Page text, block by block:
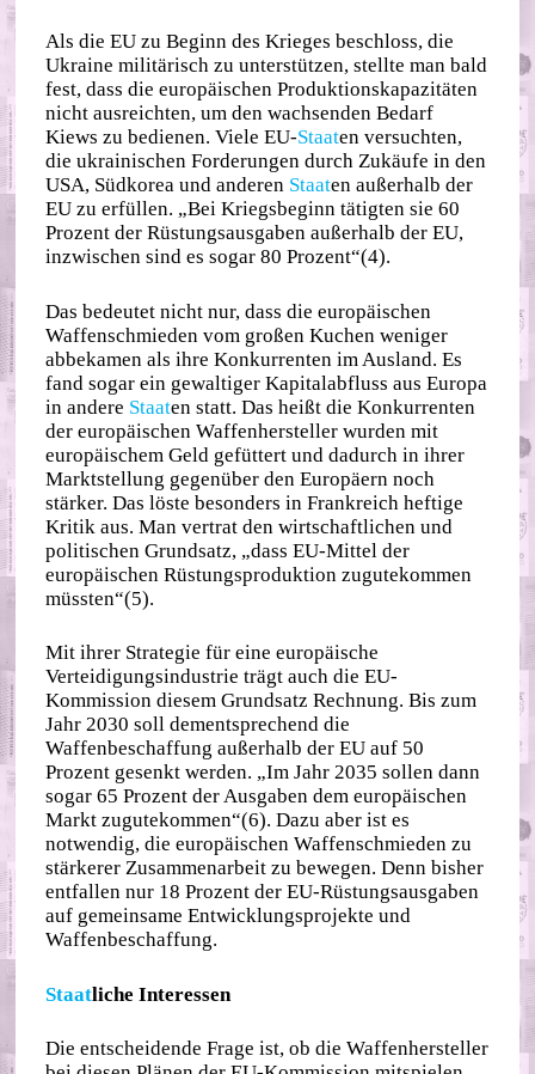
Als die EU zu Beginn des Krieges beschloss, die
Ukraine militärisch zu unterstützen, stellte man bald
fest, dass die europäischen Produktionskapazitäten
nicht ausreichten, um den wachsenden Bedarf
Kiews zu bedienen. Viele EU-Staaten versuchten,
die ukrainischen Forderungen durch Zukäufe in den
USA, Südkorea und anderen Staaten außerhalb der
EU zu erfüllen. „Bei Kriegsbeginn tätigten sie 60
Prozent der Rüstungsausgaben außerhalb der EU,
inzwischen sind es sogar 80 Prozent“(4).
Das bedeutet nicht nur, dass die europäischen
Waffenschmieden vom großen Kuchen weniger
abbekamen als ihre Konkurrenten im Ausland. Es
fand sogar ein gewaltiger Kapitalabfluss aus Europa
in andere Staaten statt. Das heißt die Konkurrenten
der europäischen Waffenhersteller wurden mit
europäischem Geld gefüttert und dadurch in ihrer
Marktstellung gegenüber den Europäern noch
stärker. Das löste besonders in Frankreich heftige
Kritik aus. Man vertrat den wirtschaftlichen und
politischen Grundsatz, „dass EU-Mittel der
europäischen Rüstungsproduktion zugutekommen
müssten“(5).
Mit ihrer Strategie für eine europäische
Verteidigungsindustrie trägt auch die EU-
Kommission diesem Grundsatz Rechnung. Bis zum
Jahr 2030 soll dementsprechend die
Waffenbeschaffung außerhalb der EU auf 50
Prozent gesenkt werden. „Im Jahr 2035 sollen dann
sogar 65 Prozent der Ausgaben dem europäischen
Markt zugutekommen“(6). Dazu aber ist es
notwendig, die europäischen Waffenschmieden zu
stärkerer Zusammenarbeit zu bewegen. Denn bisher
entfallen nur 18 Prozent der EU-Rüstungsausgaben
auf gemeinsame Entwicklungsprojekte und
Waffenbeschaffung.
Staatliche Interessen
Die entscheidende Frage ist, ob die Waffenhersteller